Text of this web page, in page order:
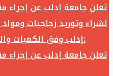
تعلن جامعة إدلب عن إجراء
لشراء وتوريد زجاجيات
إدلب وفق الكميات والمواصفات المحددة أدناه:
تعلن جامعة إدلب عن إجراء